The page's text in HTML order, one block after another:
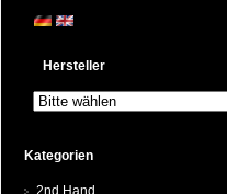
Hersteller
Kategorien